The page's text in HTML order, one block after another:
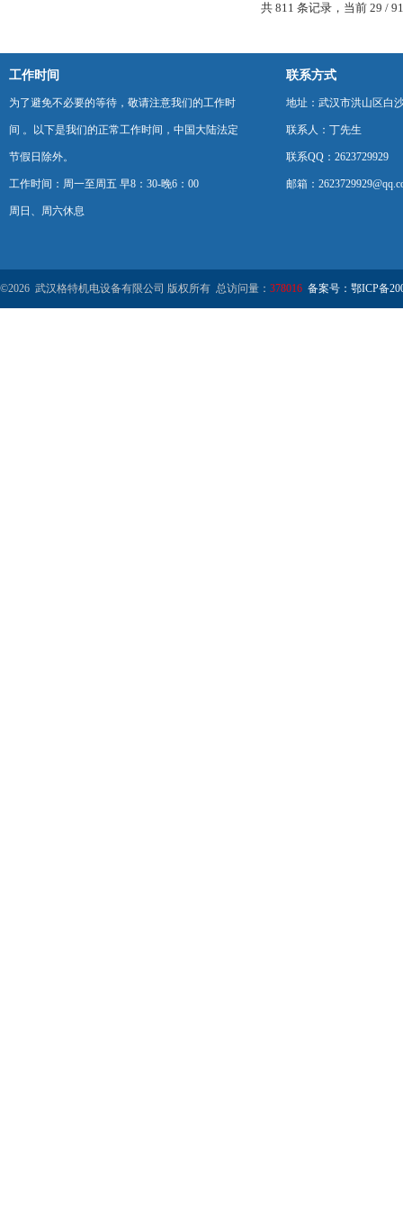
质，更加干净卫
共 811 条记录，当前 29 /
工作时间
为了避免不必要的等待，敬请注意我们的工作时
间 。以下是我们的正常工作时间，中国大陆法定
节假日除外。
工作时间：周一至周五 早8：30-晚6：00
周日、周六休息
联系方式
地址：武汉市洪山区白
联系人：丁先生
联系QQ：2623729929
邮箱：
©2026 武汉格特机电设备有限公司 版权所有 总访问量： 378016 备案号：鄂ICP备